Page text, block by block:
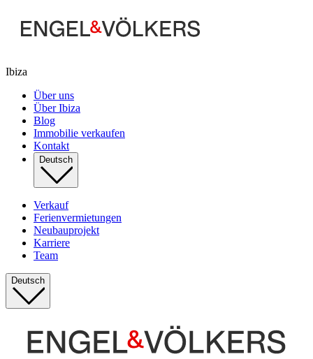
Ibiza
Über uns
Über Ibiza
Blog
Immobilie verkaufen
Kontakt
Deutsch
Verkauf
Ferienvermietungen
Neubauprojekt
Karriere
Team
Deutsch